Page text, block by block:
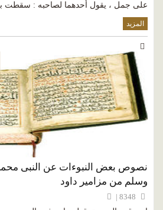
على جمل ، يقول أحدهما لصاحبه : سقطت
المزيد
نصوص بعض النبوءات عن النبى
وسلم من مزامير داود